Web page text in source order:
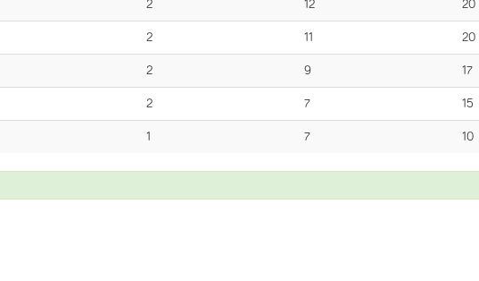
2 12 20
2 11 20
2 9 17
2 7 15
1 7 10